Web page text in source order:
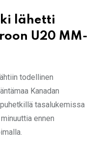
lähetti
U20 MM-
todellinen
Kanadan
tasalukemissa
ennen